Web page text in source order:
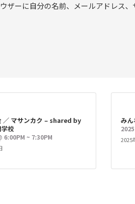
ザーに自分の名前、メールアドレス
／ マサンカク – shared by
校
6:00PM ~ 7:30PM
み
2025